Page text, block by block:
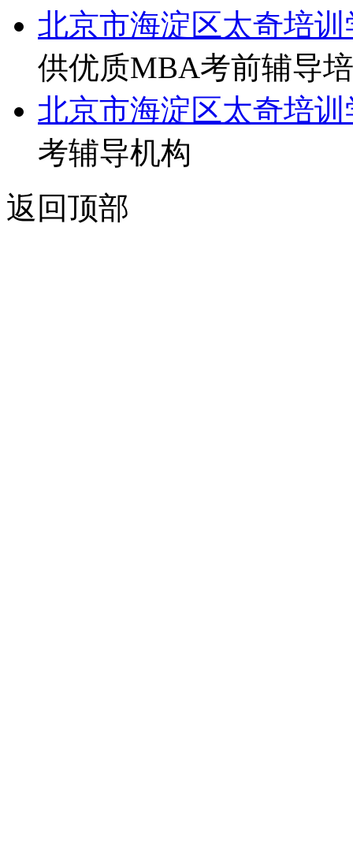
北京市海淀区太奇培训
供优质MBA考前辅导
北京市海淀区太奇培训
考辅导机构
返回顶部